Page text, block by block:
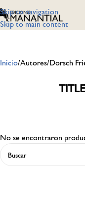
Skip to navigation
Skip to main content
Inicio Autores Dorsch
No se encontraron